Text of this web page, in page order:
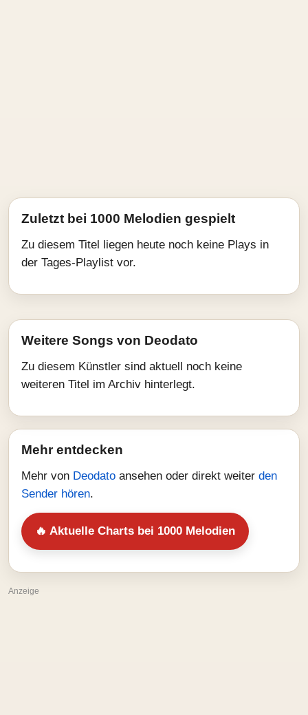
Zuletzt bei 1000 Melodien gespielt
Zu diesem Titel liegen heute noch keine Plays in
der Tages-Playlist vor.
Weitere Songs von Deodato
Zu diesem Künstler sind aktuell noch keine
weiteren Titel im Archiv hinterlegt.
Mehr entdecken
Mehr von Deodato ansehen oder direkt weiter den
Sender hören.
🔥 Aktuelle Charts bei 1000 Melodien
Anzeige